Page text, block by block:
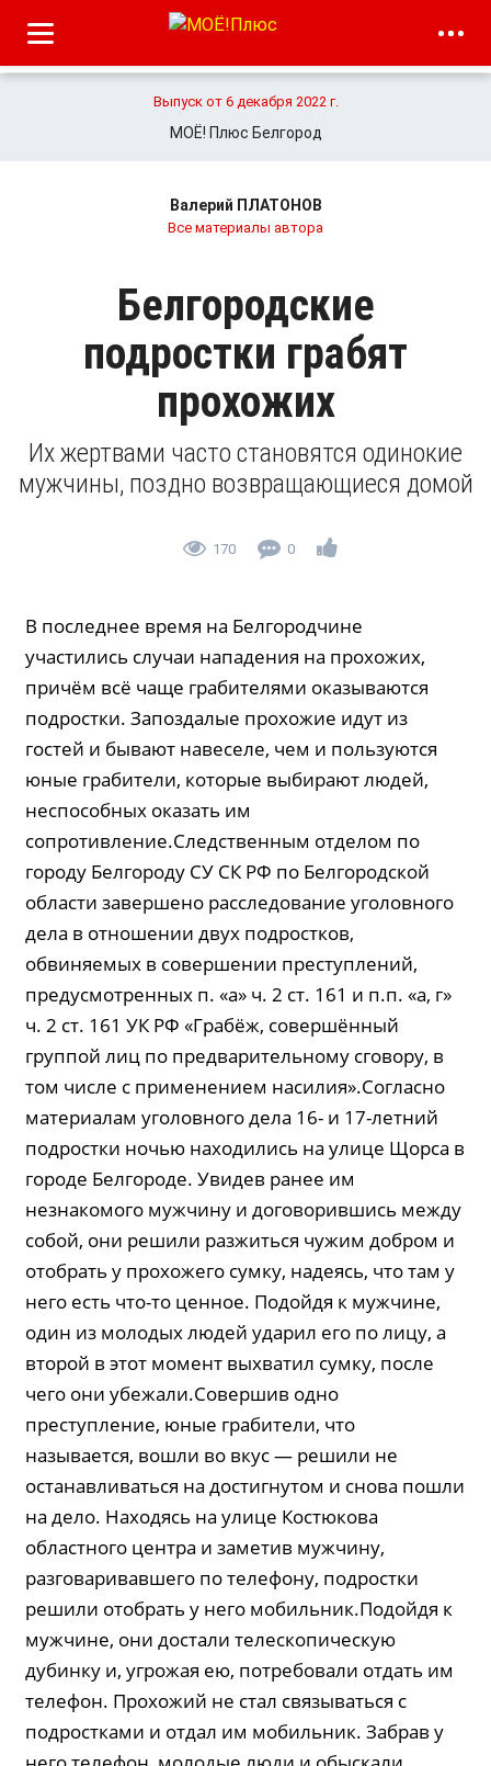
Выпуск от 6 декабря 2022 г.
МОЁ! Плюс Белгород
Валерий ПЛАТОНОВ
Все материалы автора
Белгородские
подростки грабят
прохожих
Их жертвами часто становятся одинокие
мужчины, поздно возвращающиеся домой
170 0
В последнее время на Белгородчине
участились случаи нападения на прохожих,
причём всё чаще грабителями оказываются
подростки. Запоздалые прохожие идут из
гостей и бывают навеселе, чем и пользуются
юные грабители, которые выбирают людей,
неспособных оказать им
сопротивление.Следственным отделом по
городу Белгороду СУ СК РФ по Белгородской
области завершено расследование уголовного
дела в отношении двух подростков,
обвиняемых в совершении преступлений,
предусмотренных п. «а» ч. 2 ст. 161 и п.п. «а, г»
ч. 2 ст. 161 УК РФ «Грабёж, совершённый
группой лиц по предварительному сговору, в
том числе с применением насилия».Согласно
материалам уголовного дела 16- и 17-летний
подростки ночью находились на улице Щорса в
городе Белгороде. Увидев ранее им
незнакомого мужчину и договорившись между
собой, они решили разжиться чужим добром и
отобрать у прохожего сумку, надеясь, что там у
него есть что-то ценное. Подойдя к мужчине,
один из молодых людей ударил его по лицу, а
второй в этот момент выхватил сумку, после
чего они убежали.Совершив одно
преступление, юные грабители, что
называется, вошли во вкус — решили не
останавливаться на достигнутом и снова пошли
на дело. Находясь на улице Костюкова
областного центра и заметив мужчину,
разговаривавшего по телефону, подростки
решили отобрать у него мобильник.Подойдя к
мужчине, они достали телескопическую
дубинку и, угрожая ею, потребовали отдать им
телефон. Прохожий не стал связываться с
подростками и отдал им мобильник. Забрав у